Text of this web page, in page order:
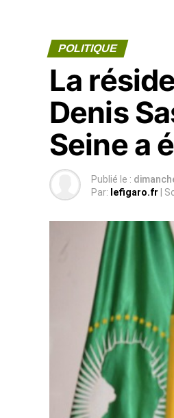
POLITIQUE
La
Denis
Seine a
Publié le :
Par: lefigaro.fr |